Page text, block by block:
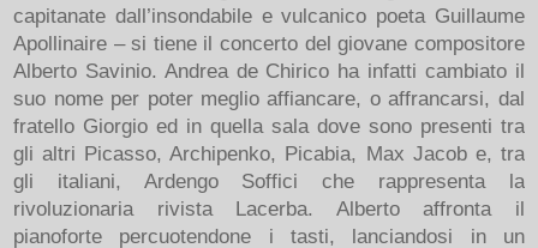
capitanate dall’insondabile e vulcanico poeta Guillaume
Apollinaire – si tiene il concerto del giovane compositore
Alberto Savinio. Andrea de Chirico ha infatti cambiato il
suo nome per poter meglio affiancare, o affrancarsi, dal
fratello Giorgio ed in quella sala dove sono presenti tra
gli altri Picasso, Archipenko, Picabia, Max Jacob e, tra
gli italiani, Ardengo Soffici che rappresenta la
rivoluzionaria rivista Lacerba. Alberto affronta il
pianoforte percuotendone i tasti, lanciandosi in un